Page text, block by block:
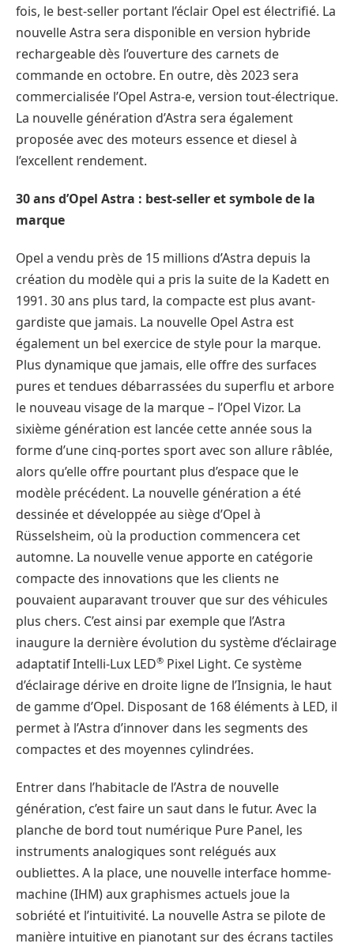
fois, le best-seller portant l’éclair Opel est électrifié. La
nouvelle Astra sera disponible en version hybride
rechargeable dès l’ouverture des carnets de
commande en octobre. En outre, dès 2023 sera
commercialisée l’Opel Astra-e, version tout-électrique.
La nouvelle génération d’Astra sera également
proposée avec des moteurs essence et diesel à
l’excellent rendement.
30 ans d’Opel Astra : best-seller et symbole de la
marque
Opel a vendu près de 15 millions d’Astra depuis la
création du modèle qui a pris la suite de la Kadett en
1991. 30 ans plus tard, la compacte est plus avant-
gardiste que jamais. La nouvelle Opel Astra est
également un bel exercice de style pour la marque.
Plus dynamique que jamais, elle offre des surfaces
pures et tendues débarrassées du superflu et arbore
le nouveau visage de la marque – l’Opel Vizor. La
sixième génération est lancée cette année sous la
forme d’une cinq-portes sport avec son allure râblée,
alors qu’elle offre pourtant plus d’espace que le
modèle précédent. La nouvelle génération a été
dessinée et développée au siège d’Opel à
Rüsselsheim, où la production commencera cet
automne. La nouvelle venue apporte en catégorie
compacte des innovations que les clients ne
pouvaient auparavant trouver que sur des véhicules
plus chers. C’est ainsi par exemple que l’Astra
inaugure la dernière évolution du système d’éclairage
adaptatif Intelli-Lux LED® Pixel Light. Ce système
d’éclairage dérive en droite ligne de l’Insignia, le haut
de gamme d’Opel. Disposant de 168 éléments à LED, il
permet à l’Astra d’innover dans les segments des
compactes et des moyennes cylindrées.
Entrer dans l’habitacle de l’Astra de nouvelle
génération, c’est faire un saut dans le futur. Avec la
planche de bord tout numérique Pure Panel, les
instruments analogiques sont relégués aux
oubliettes. A la place, une nouvelle interface homme-
machine (IHM) aux graphismes actuels joue la
sobriété et l’intuitivité. La nouvelle Astra se pilote de
manière intuitive en pianotant sur des écrans tactiles